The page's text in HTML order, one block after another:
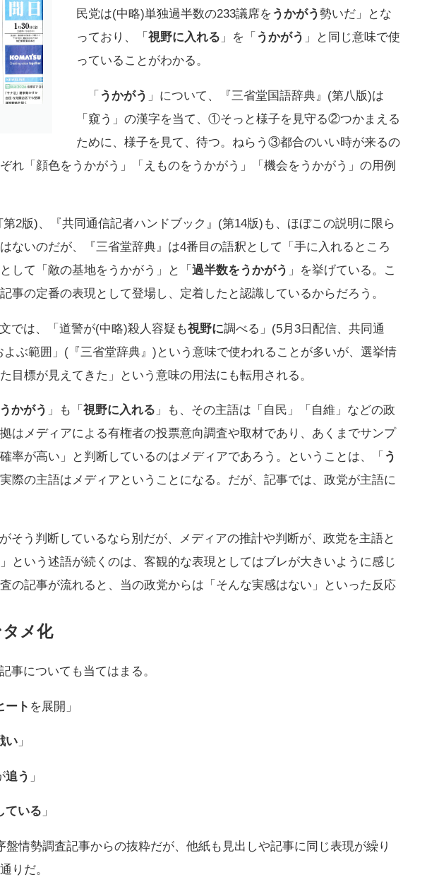
民党は(中略)単独過半数の233議席を うかがう勢いだ」とな
っており、「 視野に入れる 」を「 うかがう 」と同じ意味で使
っていることがわかる。
「 うかがう 」について、『三省堂国語辞典』(第八版)は
「窺う」の漢字を当て、①そっと様子を見守る②つかまえる
ために、様子を見て、待つ。ねらう③都合のいい時が来るの
れ「顔色をうかがう」「えものをうかがう」「機会をうかがう」の用例
第2版)、『共同通信記者ハンドブック』(第14版)も、ほぼこの説明に限ら
ないのだが、『三省堂辞典』は4番目の語釈として「手に入れるところ
して「敵の基地をうかがう」と「 過半数をうかがう 」を挙げている。こ
事の定番の表現として登場し、定着したと認識しているからだろう。
では、「道警が(中略)殺人容疑も視野に調べる」(5月3日配信、共同通
ぶ範囲」(『三省堂辞典』)という意味で使われることが多いが、選挙情
目標が見えてきた」という意味の用法にも転用される。
うかがう 」も「視野に入れる 」も、その主語は「自民」「自維」などの政
はメディアによる有権者の投票意向調査や取材であり、あくまでサンプ
率が高い」と判断しているのはメディアであろう。ということは、「 う
実際の主語はメディアということになる。だが、記事では、政党が主語に
そう判断しているなら別だが、メディアの推計や判断が、政党を主語と
」という述語が続くのは、客観的な表現としてはブレが大きいように感じ
の記事が流れると、当の政党からは「そんな実感はない」といった反応
メ化
事についても当てはまる。
ート を展開」
い 」
追う 」
ている 」
盤情勢調査記事からの抜粋だが、他紙も見出しや記事に同じ表現が繰り
りだ。